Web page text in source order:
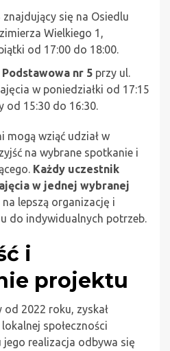
znajdujący się na Osiedlu
Wielkiego 1,
od 17:00 do 18:00.
nr 5 przy ul.
w poniedziałki od 17:15
od 15:30 do 16:30.
mogą wziąć udział w
na wybrane spotkanie i
Każdy uczestnik
w jednej wybranej
na lepszą organizację i
do indywidualnych potrzeb.
i
projektu
2022 roku, zyskał
społeczności
jego realizacja odbywa się